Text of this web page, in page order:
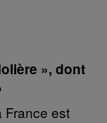
», dont
France est